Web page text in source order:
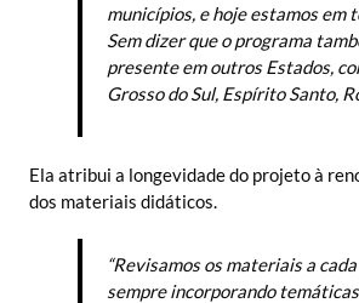
municípios, e hoje estamos em
Sem dizer que o programa
presente em outros Estados,
Grosso do Sul, Espírito Santo,
Ela atribui a longevidade do projeto à
dos materiais didáticos.
“Revisamos os materiais a
sempre incorporando